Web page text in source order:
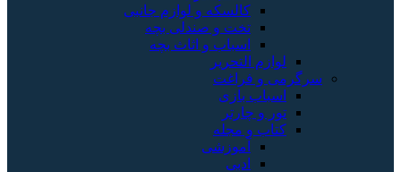
کالسکه و لوازم جانبی
تخت و صندلی بچه
اسباب و اثاث بچه
لوازم التحریر
سرگرمی و فراغت
اسباب‌ بازی
تور و چارتر
کتاب و مجله
آموزشی
ادبی